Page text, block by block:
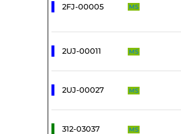
2FJ-00005 MS
2UJ-00011 MS
2UJ-00027 MS
312-03037 MS